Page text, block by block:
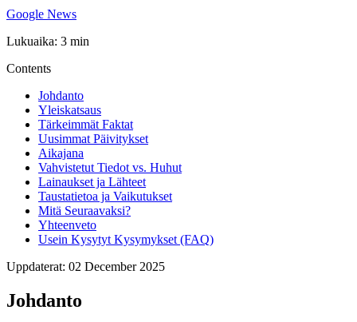
Google News
Lukuaika: 3 min
Contents
Johdanto
Yleiskatsaus
Tärkeimmät Faktat
Uusimmat Päivitykset
Aikajana
Vahvistetut Tiedot vs. Huhut
Lainaukset ja Lähteet
Taustatietoa ja Vaikutukset
Mitä Seuraavaksi?
Yhteenveto
Usein Kysytyt Kysymykset (FAQ)
Uppdaterat: 02 December 2025
Johdanto